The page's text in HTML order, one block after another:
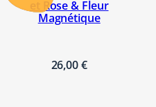
et Rose & Fleur
Magnétique
26,00€